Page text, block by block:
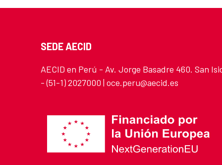
SEDE AECID
AECID en Perú - Av. Jorge Basadre 460. San
- (51-1) 2027000 | oce.peru@aecid.es